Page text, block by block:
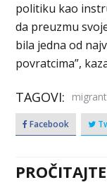
politiku kao
da preuzmu
bila jedna od
povratcima”,
TAGOVI:
Facebook